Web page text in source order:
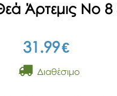
Άρτεμις Νο 8
31.99€
Διαθέσιμο